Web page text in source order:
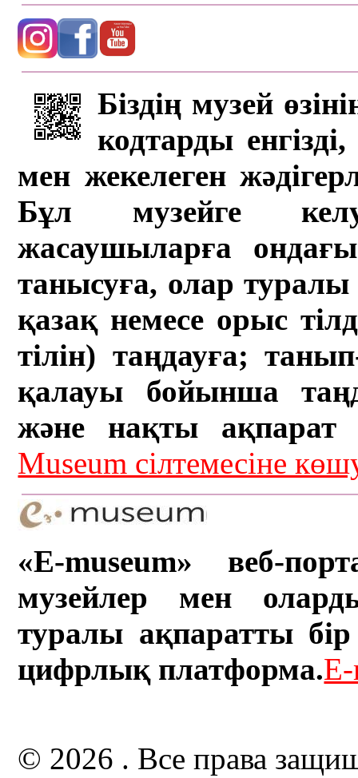
Біздің музей
кодтарды
мен жекелеген
Бұл музейге
жасаушыларға
танысуға, олар туралы
қазақ немесе орыс
тілін) таңдауға;
қалауы бойынша
және нақты ақпарат
Museum сілтемесіне
«E-museum» веб-
музейлер мен
туралы ақпаратты бір
цифрлық платформа.
© 2026 . Все права